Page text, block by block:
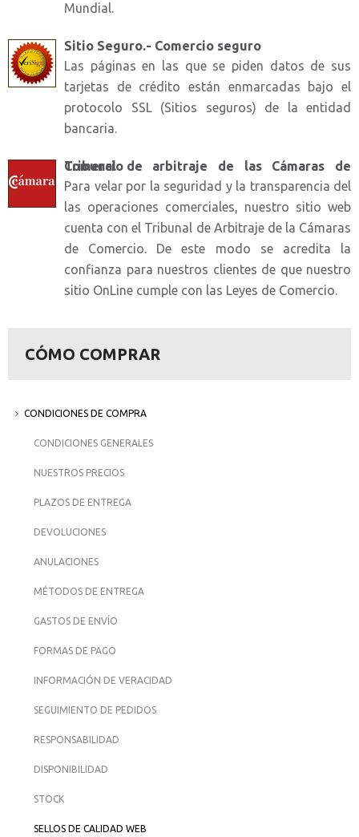
Mundial.
Sitio Seguro.- Comercio seguro
Las páginas en las que se piden datos de sus
tarjetas de crédito están enmarcadas bajo el
protocolo SSL (Sitios seguros) de la entidad
bancaria.
Tribunal de arbitraje de las Cámaras de Comercio
Para velar por la seguridad y la transparencia del
las operaciones comerciales, nuestro sitio web
cuenta con el Tribunal de Arbitraje de la Cámaras
de Comercio. De este modo se acredita la
confianza para nuestros clientes de que nuestro
sitio OnLine cumple con las Leyes de Comercio.
CÓMO COMPRAR
CONDICIONES DE COMPRA
CONDICIONES GENERALES
NUESTROS PRECIOS
PLAZOS DE ENTREGA
DEVOLUCIONES
ANULACIONES
MÉTODOS DE ENTREGA
GASTOS DE ENVÍO
FORMAS DE PAGO
INFORMACIÓN DE VERACIDAD
SEGUIMIENTO DE PEDIDOS
RESPONSABILIDAD
DISPONIBILIDAD
STOCK
SELLOS DE CALIDAD WEB